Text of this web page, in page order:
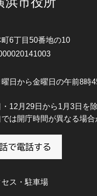
6丁目50番地の10
日から金曜日の午前8時
・12月29日から1月3日を除
は開庁時間が異なる場合
ス・駐車場